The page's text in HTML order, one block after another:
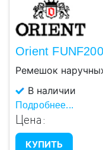
Orient
Ремешок
В наличии
Подробнее...
Цена:
КУПИТЬ